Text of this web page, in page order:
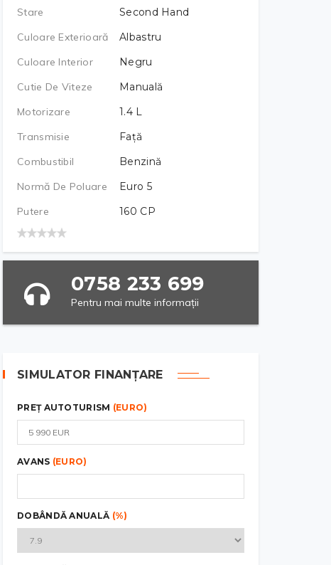
Stare
Second Hand
Culoare Exterioară
Albastru
Culoare Interior
Negru
Cutie De Viteze
Manuală
Motorizare
1.4L
Transmisie
Față
Combustibil
Benzină
Normă De Poluare
Euro 5
Putere
160 CP
0758 233 699
Pentru mai multe informații
SIMULATOR FINANȚARE
PREȚ AUTOTURISM (EURO)
AVANS (EURO)
DOBÂNDĂ ANUALĂ (%)